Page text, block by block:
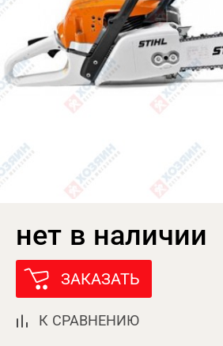
нет в наличии
ЗАКАЗАТЬ
К СРАВНЕНИЮ